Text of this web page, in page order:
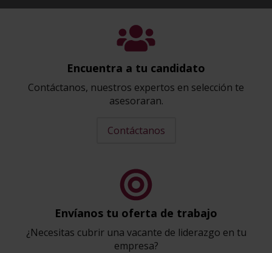
Encuentra a tu candidato
Contáctanos, nuestros expertos en selección te
asesoraran.
Contáctanos
Envíanos tu oferta de trabajo
¿Necesitas cubrir una vacante de liderazgo en tu
empresa?